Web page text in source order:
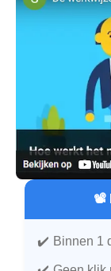
📽️
Binnen 1